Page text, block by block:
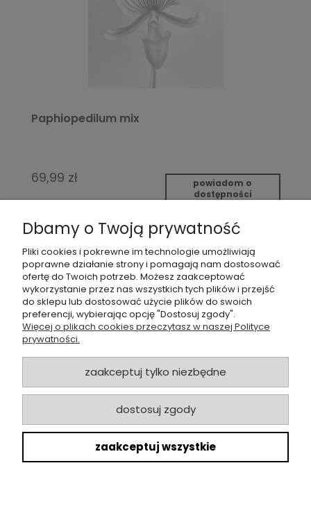
Paphiopedilum mix
69,99 zł
powiadom o
dostępności
« 2 3 4 5 ... 10
Newsletter
Podaj swój adres e-mail, jeśli chcesz otrzymywać informacje o
nowościach i najciekawszych promocjach
zapisz się
Twoje dane będą przetwarzane zgodnie z naszą
prywatności
Dbamy o Twoją prywatność
Pliki cookies i pokrewne im technologie umożliwiają
poprawne działanie strony i pomagają nam dostosować
ofertę do Twoich potrzeb. Możesz zaakceptować
wykorzystanie przez nas wszystkich tych plików i przejść
do sklepu lub dostosować użycie plików do swoich
preferencji, wybierając opcję "Dostosuj zgody".
Więcej o plikach cookies przeczytasz w naszej Polityce
prywatności.
zaakceptuj tylko niezbędne
dostosuj zgody
zaakceptuj wszystkie